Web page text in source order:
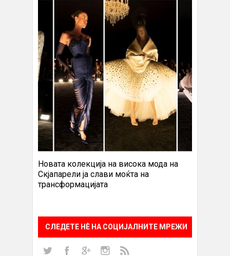
Новата колекција на висока мода на
Скјапарели ја слави моќта на
трансформацијата
СЛЕДЕТЕ НÈ НА СОЦИЈАЛНИТЕ МРЕЖИ